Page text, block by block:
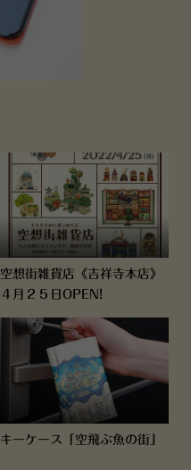
空想街雑貨店《吉祥寺本店》
４月２５日OPEN!
キーケース「空飛ぶ魚の街」